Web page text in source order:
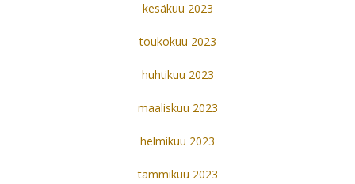
kesäkuu 2023
toukokuu 2023
huhtikuu 2023
maaliskuu 2023
helmikuu 2023
tammikuu 2023